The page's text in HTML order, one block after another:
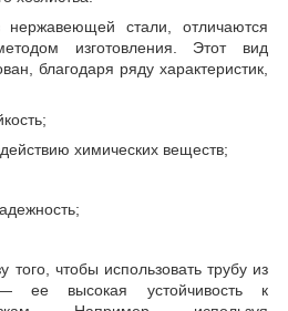
стали, отличаются
изготовления. Этот вид
благодаря ряду характеристик,
химических веществ;
того, чтобы использовать трубу из
ее высокая устойчивость к